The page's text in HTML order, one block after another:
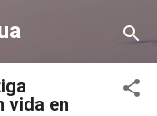
vida en